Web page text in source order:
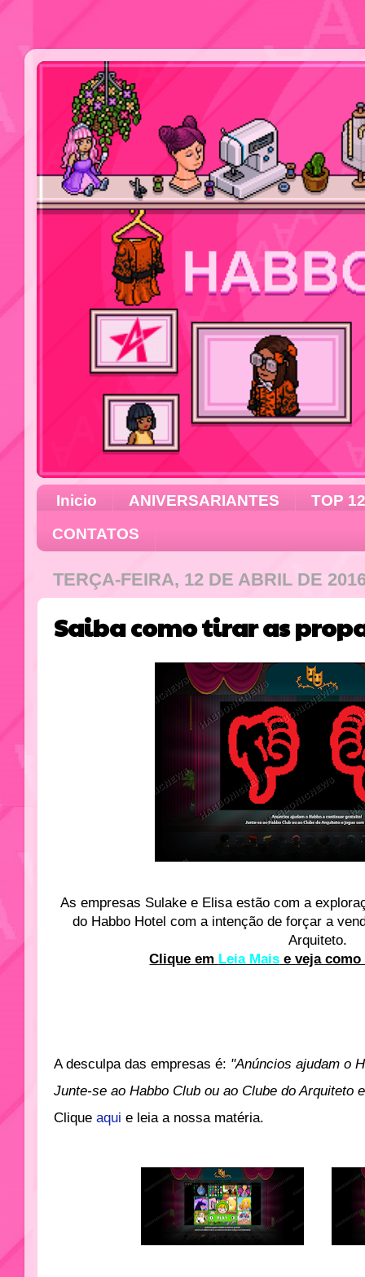
Inicio ANIVERSARIANTES
TOP 12
CONTATOS
TERÇA-FEIRA, 12 DE ABRIL DE
Saiba como tirar as
As empresas Sulake e Elisa estão com a
do Habbo Hotel com a intenção de forçar a
Arquiteto.
Clique em Leia Mais e veja
A desculpa das empresas é: "Anúncios ajudam o
Junte-se ao Habbo Club ou ao Clube do Arquiteto
Clique aqui e leia a nossa matéria.